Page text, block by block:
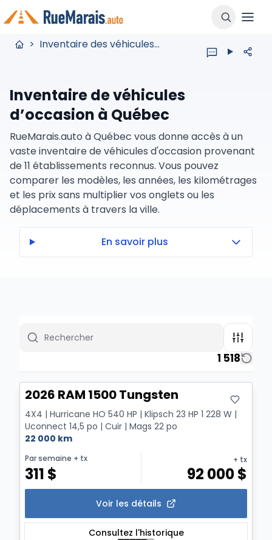
> Inventaire des véhicules usagés
Inventaire de véhicules
d’occasion à Québec
RueMarais.auto à Québec vous donne accès à un
vaste inventaire de véhicules d'occasion provenant
de 11 établissements reconnus. Vous pouvez
comparer les modèles, les années, les kilométrages
et les prix sans multiplier vos onglets ou les
déplacements à travers la ville.
En savoir plus
1 518
2026 RAM 1500 Tungsten
4X4 | Hurricane HO 540 HP | Klipsch 23 HP 1 228 W |
Uconnect 14,5 po | Cuir | Mags 22 po
22 000 km
Par semaine + tx
311 $
+ tx
92 000$
Voir les détails
Consultez l'historique